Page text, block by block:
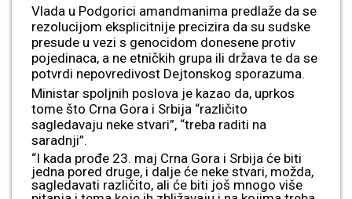
Vlada u Podgorici amandmanima predlaže da se
rezolucijom eksplicitnije precizira da su sudske
presude u vezi s genocidom donesene protiv
pojedinaca, a ne etničkih grupa ili država te da se
potvrdi nepovredivost Dejtonskog sporazuma.
Ministar spoljnih poslova je kazao da, uprkos
tome što Crna Gora i Srbija “različito
sagledavaju neke stvari”, “treba raditi na
saradnji”.
“I kada prođe 23. maj Crna Gora i Srbija će biti
jedna pored druge, i dalje će neke stvari, možda,
sagledavati različito, ali će biti još mnogo više